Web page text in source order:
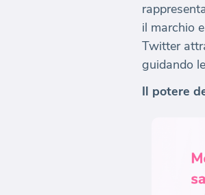
il marchio
Twitter
guidando
Il potere